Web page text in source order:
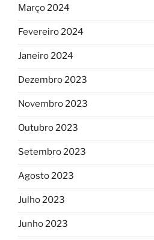
Março 2024
Fevereiro 2024
Janeiro 2024
Dezembro 2023
Novembro 2023
Outubro 2023
Setembro 2023
Agosto 2023
Julho 2023
Junho 2023